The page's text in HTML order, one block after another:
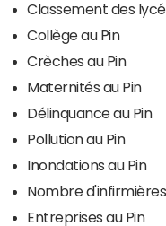
Classement des
Collège au Pin
Crèches au Pin
Maternités au Pin
Délinquance au Pin
Pollution au Pin
Inondations au Pin
Nombre d'infirmières
Entreprises au Pin